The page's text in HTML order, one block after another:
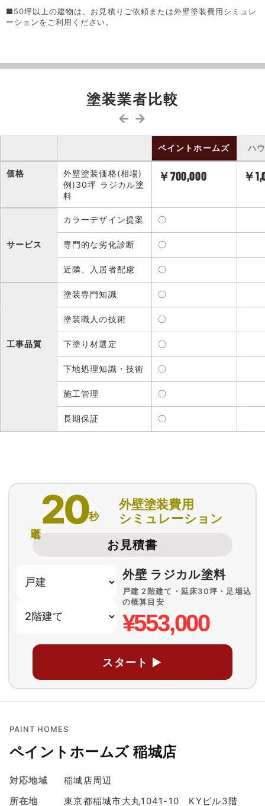
■50坪以上の建物は、お見積りご依頼または外壁塗装費用シミュレ
ーションをご利用ください。
塗装業者比較
← →
ペイントホームズ ハ
価格
外壁塗装価格(相場)
例)30坪 ラジカル塗
料
￥700,000 ￥
カラーデザイン提案 〇
サービス 専門的な劣化診断 〇
近隣、入居者配慮 〇
塗装専門知識 〇
塗装職人の技術 〇
工事品質 下塗り材選定 〇
下地処理知識・技術 〇
施工管理 〇
長期保証 〇
20秒
外壁塗装費用
シミュレーション
お見積書
外壁 ラジカル塗料
戸建 2階建て・延床30坪・足場込
の概算目安
¥553,000
スタート ▶
PAINT HOMES
ペイントホームズ 稲城店
対応地域
稲城店周辺
所在地
東京都稲城市大丸1041-10 KYビル3階